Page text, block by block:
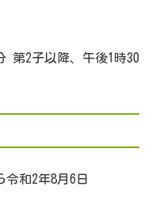
第2子以降、午後1時30
和2年8月6日